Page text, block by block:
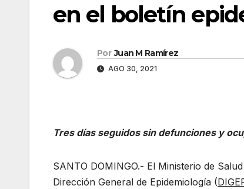
en el boletín
Por Juan M Ramírez
AGO 30, 2021
Tres días seguidos sin defunciones y
SANTO DOMINGO.- El Ministerio de
Dirección General de Epidemiología (